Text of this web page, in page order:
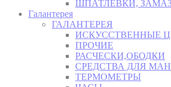
ШПАТЛЕВКИ,
Галантерея
ГАЛАНТЕРЕЯ
ИСКУССТВЕННЫЕ
ПРОЧИЕ
РАСЧЕСКИ,ОБОДКИ
СРЕДСТВА ДЛЯ
ТЕРМОМЕТРЫ